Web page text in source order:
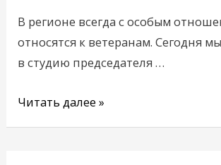
В регионе всегда с особым
относятся к ветеранам. Сегодня
в студию председателя …
9
мая
Читать далее »